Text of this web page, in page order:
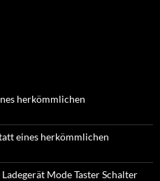
herkömmlichen
eines herkömmlichen
Mode Taster Schalter